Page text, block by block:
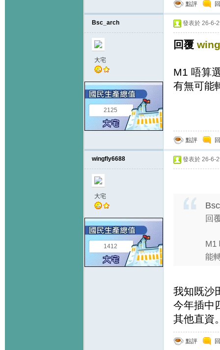
點評
Bsc_arch
大宅
2125
發表於 26-6-
回覆
M1 唔算
有無可能
點評
wingfly6688
大宅
1412
發表於 26-6-
回
M1
能
我知既沙
今年插中
其他直資
點評